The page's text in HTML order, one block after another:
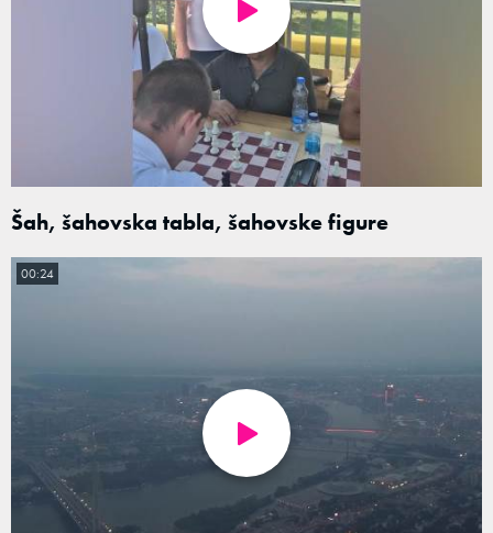
Šah, šahovska tabla, šahovske figure
00:24